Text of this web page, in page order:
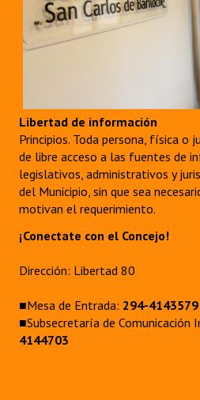
Libertad de información
Principios. Toda persona, física o
de libre acceso a las fuentes de
legislativos, administrativos y
del Municipio, sin que sea
motivan el requerimiento.
¡Conectate con el Concejo!
Dirección: Libertad 80
■Mesa de Entrada: 294-4143579
■Subsecretaría de Comunicación
4144703